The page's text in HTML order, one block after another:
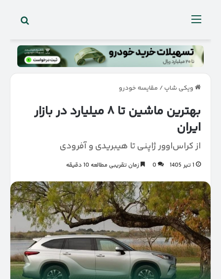
منو
ویکی شاپ/ مقایسه خودرو
بهترین ماشین تا ۸ میلیارد در بازار
ایران
از کراس‌اوور ژاپنی تا هیبریدی و آفرودی
1 تیر 1405 0 زمان تقریبی مطالعه 10 دقیقه